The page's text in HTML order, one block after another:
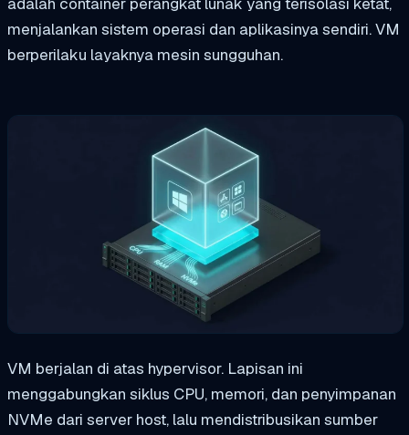
menjalankan sistem operasi dan aplikasinya sendiri. VM
berperilaku layaknya mesin sungguhan.
VM berjalan di atas hypervisor. Lapisan ini
menggabungkan siklus CPU, memori, dan penyimpanan
NVMe dari server host, lalu mendistribusikan sumber